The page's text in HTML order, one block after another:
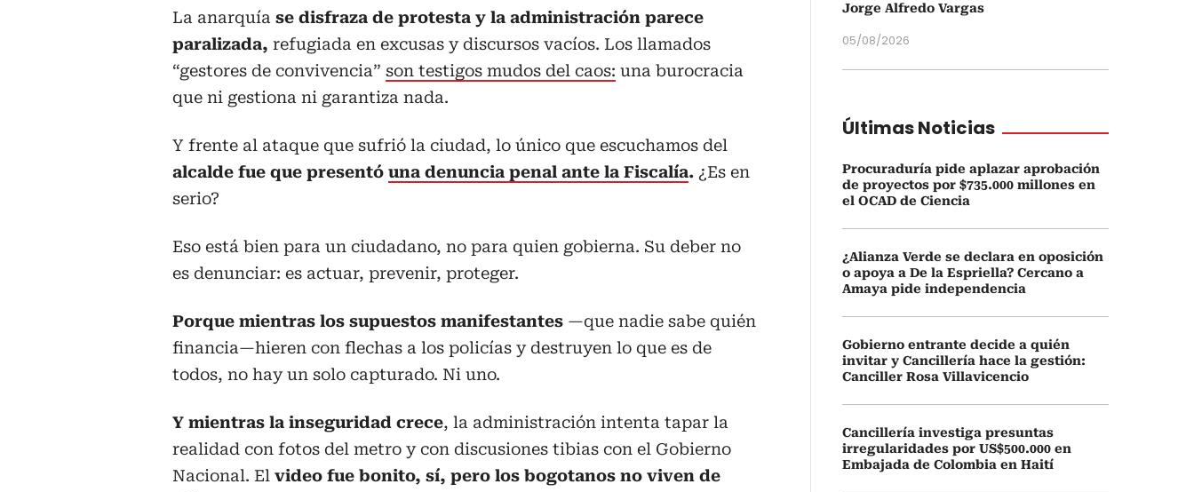
La anarquía se disfraza de protesta y la administración parece
paralizada, refugiada en excusas y discursos vacíos. Los llamados
“gestores de convivencia” son testigos mudos del caos: una burocracia
que ni gestiona ni garantiza nada.
Y frente al ataque que sufrió la ciudad, lo único que escuchamos del
alcalde fue que presentó una denuncia penal ante la Fiscalía. ¿Es en
serio?
Eso está bien para un ciudadano, no para quien gobierna. Su deber no
es denunciar: es actuar, prevenir, proteger.
Porque mientras los supuestos manifestantes —que nadie sabe quién
financia—hieren con flechas a los policías y destruyen lo que es de
todos, no hay un solo capturado. Ni uno.
Y mientras la inseguridad crece, la administración intenta tapar la
realidad con fotos del metro y con discusiones tibias con el Gobierno
Nacional. El video fue bonito, sí, pero los bogotanos no viven de
Jorge Alfredo Vargas
05/08/2026
Últimas Noticias
Procuraduría pide aplazar aprobación
de proyectos por $735.000 millones en
el OCAD de Ciencia
¿Alianza Verde se declara en oposición
o apoya a De la Espriella? Cercano a
Amaya pide independencia
Gobierno entrante decide a quién
invitar y Cancillería hace la gestión:
Canciller Rosa Villavicencio
Cancillería investiga presuntas
irregularidades por US$500.000 en
Embajada de Colombia en Haití